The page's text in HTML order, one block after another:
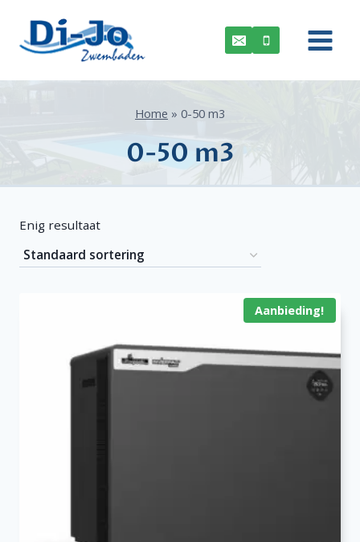
inhoud
Home » 0-50 m3
0-50 m3
Enig resultaat
Aanbieding!